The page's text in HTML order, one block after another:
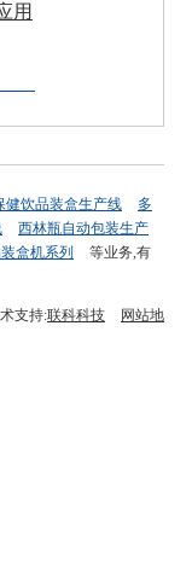
用
健饮品装盒生产线
多
西林瓶自动包装生产
盒机系列
等业务,有
支持:联科科技
网站地